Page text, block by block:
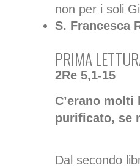
non per i soli
S. Francesca
PRIMA
2Re 5,1-15
C’erano
purificato, se
Dal secondo